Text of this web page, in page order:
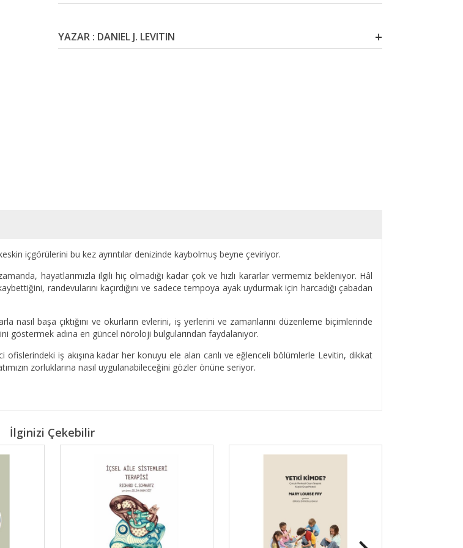
YAZAR : DANIEL J. LEVITIN
içgörülerini bu kez ayrıntılar denizinde kaybolmuş beyne çeviriyor.
hayatlarımızla ilgili hiç olmadığı kadar çok ve hızlı kararlar vermemiz bekleniyor. Hâl
randevularını kaçırdığını ve sadece tempoya ayak uydurmak için harcadığı çabadan
nasıl başa çıktığını ve okurların evlerini, iş yerlerini ve zamanlarını düzenleme biçimlerinde
adına en güncel nöroloji bulgularından faydalanıyor.
ofislerindeki iş akışına kadar her konuyu ele alan canlı ve eğlenceli bölümlerle Levitin, dikkat
zorluklarına nasıl uygulanabileceğini gözler önüne seriyor.
İlginizi Çekebilir